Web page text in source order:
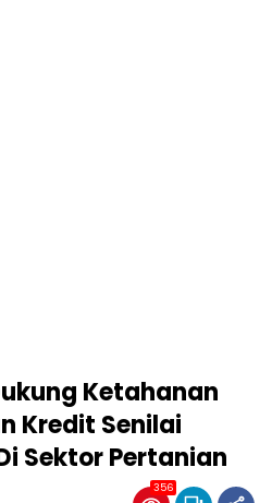
Ketahanan
Kredit Senilai
Sektor Pertanian
356